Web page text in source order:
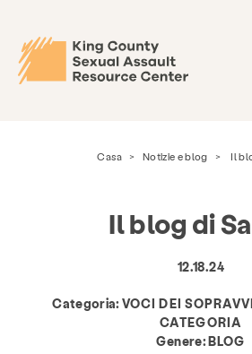
Casa > Notizie e blog > Il
Il blog di
12.18.24
Categoria:VOCI DEI
CATEGORIA
Genere:BLOG